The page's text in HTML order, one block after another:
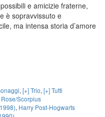
e amicizie fraterne,
è sopravvissuto e
ma intensa storia d’amore
, [+] Trio, [+] Tutti
Rose/Scorpius
, Harry Post-Hogwarts